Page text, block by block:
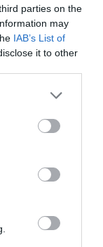
parties on the
may
IAB’s List of
it to other
more Google
may click to
party tags to
below Google
Πατρίδας»,
νέων
μήπως:η